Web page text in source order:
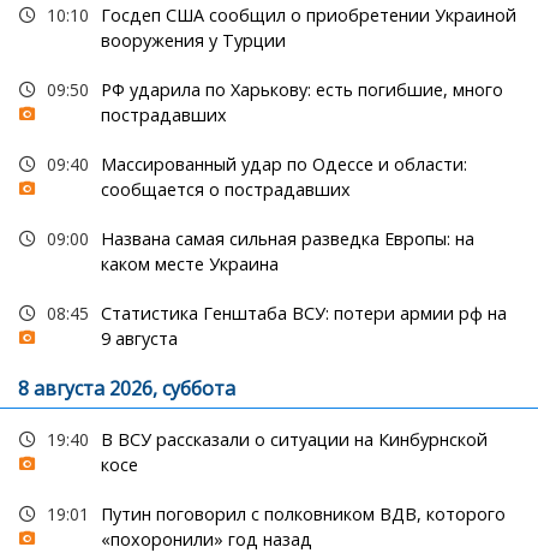
10:10
Госдеп США сообщил о приобретении Украиной
вооружения у Турции
09:50
РФ ударила по Харькову: есть погибшие, много
пострадавших
09:40
Массированный удар по Одессе и области:
сообщается о пострадавших
09:00
Названа самая сильная разведка Европы: на
каком месте Украина
08:45 Статистика Генштаба ВСУ: потери армии рф на
9 августа
8 августа 2026, суббота
19:40
В ВСУ рассказали о ситуации на Кинбурнской
косе
19:01
Путин поговорил с полковником ВДВ, которого
«похоронили» год назад